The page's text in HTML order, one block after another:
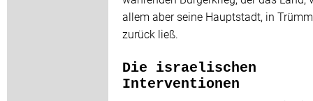
allem aber seine Hauptstadt, in
zurück ließ.
Die israelischen
Interventionen